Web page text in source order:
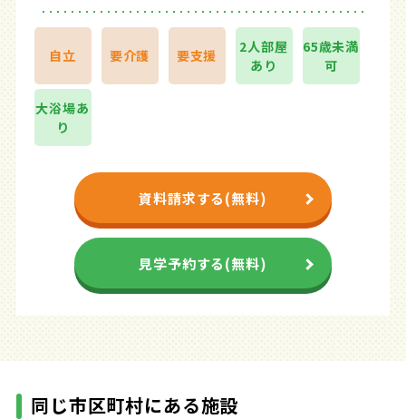
自立 要介護 要支援
2人部屋
あり
65歳未満
可
大浴場あ
り
資料請求する(無料)
見学予約する(無料)
同じ市区町村にある施設